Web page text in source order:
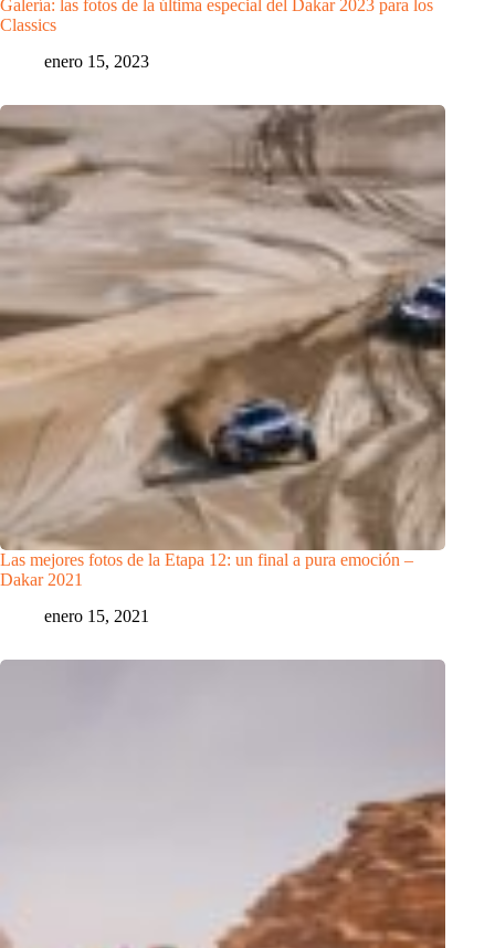
Galería: las fotos de la última especial del Dakar 2023 para los
Classics
enero 15, 2023
Las mejores fotos de la Etapa 12: un final a pura emoción –
Dakar 2021
enero 15, 2021